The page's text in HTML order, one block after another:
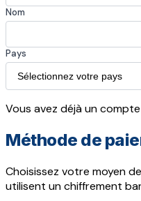
Nom
Pays
Vous avez déjà un
Méthode de
Choisissez votre moyen
utilisent un chiffrement